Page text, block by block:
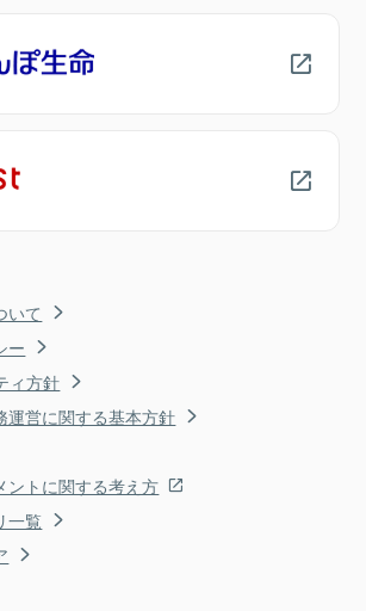
いて
ー
ィ方針
運営に関する基本方針
ントに関する考え方
一覧